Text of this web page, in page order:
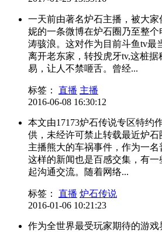
一天前由著名炉石主播，被大家
妮的一条微博在炉石圈乃至整
涛骇浪。这对作为目前斗鱼tv最
离开老东家，转投虎牙tv,这桩
易，让人不禁咂舌。曾经...
标签： 直播 主播
2016-06-08 16:30:12
本文由17173炉石传说专区特约
供，未经许可禁止转载最近炉
主播熊大的车祸事件，作为一名
这样的新闻也是百感交集，有
起沟通交流。随着网络...
标签： 直播 炉石传说
2016-01-06 10:21:23
作为全世界最受玩家期待的游戏